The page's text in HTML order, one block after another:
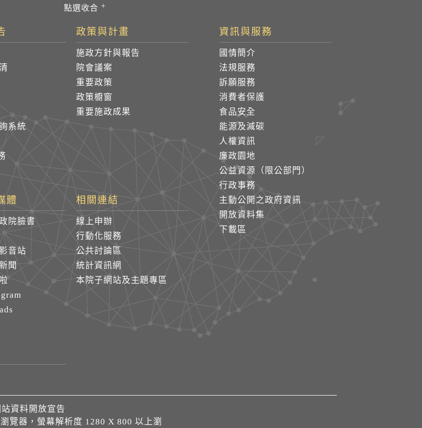
系統
政策與計畫
施政方針與報告
院會議案
重要政策
政策櫥窗
重要施政成果
資訊與服務
國情簡介
法規服務
訴願服務
消費者保護
食品安全
能源及減碳
人權資訊
廉政園地
公益資源（限公部門）
行政事務
主動公開之政府資訊
開放資料集
下載區
體
院臉書
音站
聞
相關連結
線上申辦
行動化服務
公共討論區
統計資訊網
本院子網站及主題專區
資料開放宣告
覽器，螢幕解析度 1280 X 800 以上瀏